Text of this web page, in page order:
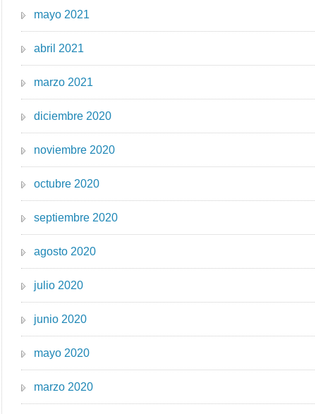
mayo 2021
abril 2021
marzo 2021
diciembre 2020
noviembre 2020
octubre 2020
septiembre 2020
agosto 2020
julio 2020
junio 2020
mayo 2020
marzo 2020